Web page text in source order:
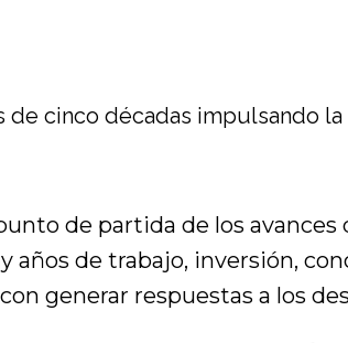
de partida de los avances
años de trabajo, inversión,
generar respuestas a los